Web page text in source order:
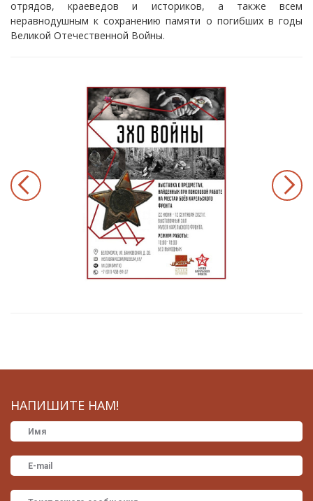
отрядов, краеведов и историков, а также всем
неравнодушным к сохранению памяти о погибших в годы
Великой Отечественной Войны.
НАПИШИТЕ НАМ!